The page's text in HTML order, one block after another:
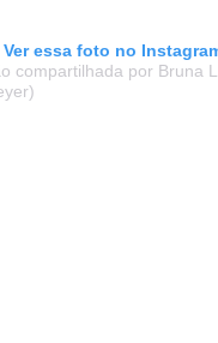
Ver essa foto no
compartilhada por Bruna